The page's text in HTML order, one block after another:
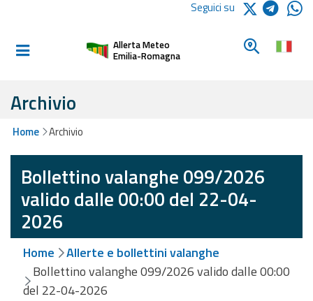
Informati e
Allerte E
Allerte e
Bollettini
Meteo
Allerte e
Bollettini
Valanghe
Seguici su
Allerta Meteo
Emilia-Romagna
Cerca un
Archivio
Home Archivio
Bollettino valanghe 099/2026
valido dalle 00:00 del 22-04-
2026
Home
Allerte e bollettini valanghe
Bollettino valanghe 099/2026 valido dalle 00:00
del 22-04-2026